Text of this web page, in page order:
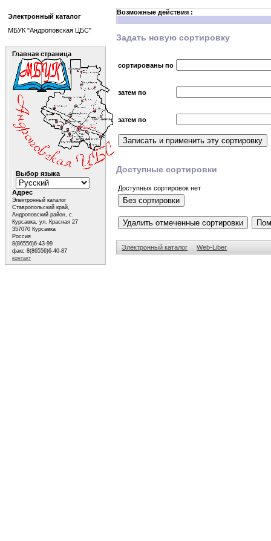
Возможные действия :
Задать новую сортировку
сортированы по
затем по
затем по
Доступные сортировки
Доступных сортировок нет
Электронный каталог Web-Liber
Электронный каталог
МБУК "Андроповская ЦБС"
Главная страница
Выбор языка
Адрес
Электронный каталог
Ставропольский край,
Андроповский район, с.
Курсавка, ул. Красная 27
357070 Курсавка
Россия
8(86556)6-43-99
факс 8(86556)6-40-87
контакт